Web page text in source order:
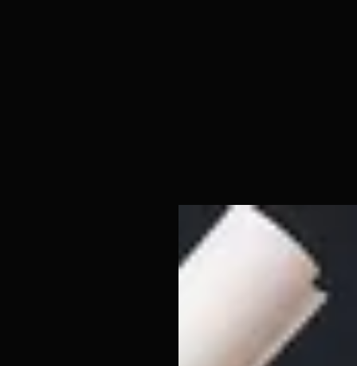
Matematikte Başarının
Meliha Hoca'dan birebir matematik dersleri ile